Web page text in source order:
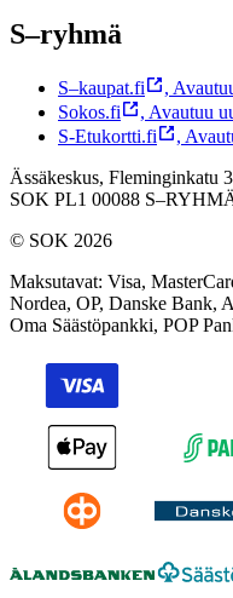
S–ryhmä
S–kaupat.fi ,
Sokos.fi
, Avautuu
S-Etukortti.fi
,
Ässäkeskus, Fleminginkatu
SOK PL1 00088
© SOK 2026
Maksutavat: Visa,
Nordea, OP, Danske Bank,
Oma Säästöpankki, POP